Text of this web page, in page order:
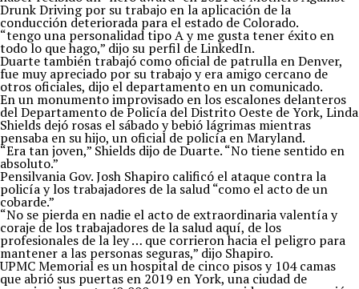
Drunk Driving por su trabajo en la aplicación de la
conducción deteriorada para el estado de Colorado.
“tengo una personalidad tipo A y me gusta tener éxito en
todo lo que hago,” dijo su perfil de LinkedIn.
Duarte también trabajó como oficial de patrulla en Denver,
fue muy apreciado por su trabajo y era amigo cercano de
otros oficiales, dijo el departamento en un comunicado.
En un monumento improvisado en los escalones delanteros
del Departamento de Policía del Distrito Oeste de York, Linda
Shields dejó rosas el sábado y bebió lágrimas mientras
pensaba en su hijo, un oficial de policía en Maryland.
“Era tan joven,” Shields dijo de Duarte. “No tiene sentido en
absoluto.”
Pensilvania Gov. Josh Shapiro calificó el ataque contra la
policía y los trabajadores de la salud “como el acto de un
cobarde.”
“No se pierda en nadie el acto de extraordinaria valentía y
coraje de los trabajadores de la salud aquí, de los
profesionales de la ley … que corrieron hacia el peligro para
mantener a las personas seguras,” dijo Shapiro.
UPMC Memorial es un hospital de cinco pisos y 104 camas
que abrió sus puertas en 2019 en York, una ciudad de